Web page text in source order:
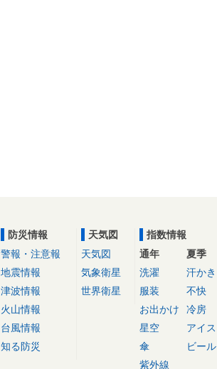
防災情報
警報・注意報
地震情報
津波情報
火山情報
台風情報
知る防災
天気図
天気図
気象衛星
世界衛星
指数情報
通年
洗濯
服装
お出かけ
星空
傘
紫外線
夏季
汗かき
不快
冷房
アイス
ビール